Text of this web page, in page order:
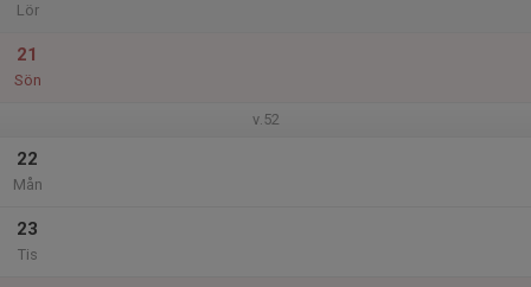
Lör
21
Sön
v.52
22
Mån
23
Tis